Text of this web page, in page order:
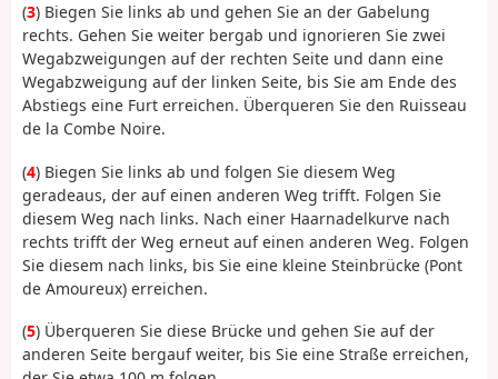
(3) Biegen Sie links ab und gehen Sie an der Gabelung
rechts. Gehen Sie weiter bergab und ignorieren Sie zwei
Wegabzweigungen auf der rechten Seite und dann eine
Wegabzweigung auf der linken Seite, bis Sie am Ende des
Abstiegs eine Furt erreichen. Überqueren Sie den Ruisseau
de la Combe Noire.
(4) Biegen Sie links ab und folgen Sie diesem Weg
geradeaus, der auf einen anderen Weg trifft. Folgen Sie
diesem Weg nach links. Nach einer Haarnadelkurve nach
rechts trifft der Weg erneut auf einen anderen Weg. Folgen
Sie diesem nach links, bis Sie eine kleine Steinbrücke (Pont
de Amoureux) erreichen.
(5) Überqueren Sie diese Brücke und gehen Sie auf der
anderen Seite bergauf weiter, bis Sie eine Straße erreichen,